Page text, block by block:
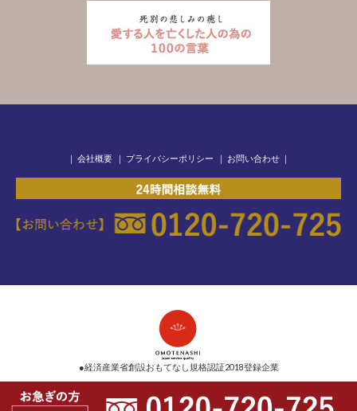
｜ 会社概要 ｜ プライバシーポリシー ｜ お問い合わせ ｜
●経済産業省創設おもてなし規格認証2018登録企業
Copyright © 2026 メモリアルグループ All Rights Reserved.